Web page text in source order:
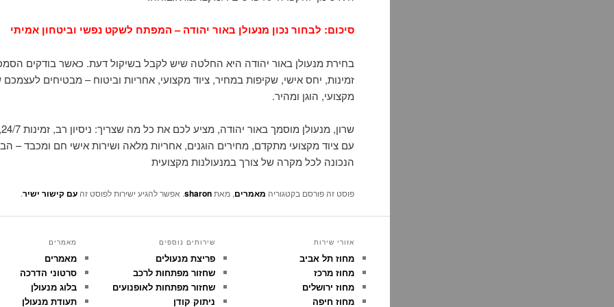
סיכום: לבחור נכון מנעולן באור יהודה – המפתח לשקט נפשי וביטחון אמיתי
בחירת מנעולן באור יהודה היא החלטה שיש לקבל בשיקול דעת. כאשר בודקים
זמינות, יחס אישי, שקיפות במחיר, ציוד מקצועי, אחריות וביטוח – מבטיחים לעצמכם
מקצועי, הוגן ומהיר.
עם ציוד מקצועי מתקדם, מחירים הוגנים, אחריות מלאה ושירות אישי חם ומכבד –
הנכונה לכל מקרה של צורך במנעולנות מקצועית
פוסט זה פורסם בקטגוריה מאמרים, מאתsharon. אפשר להגיע ישירות לפוסט זהעם קישור ישיר.
אזורי שירות
מחוז תל אביב
מחוז מרכז
מחוז ירושלים
מחוז חיפה
שירותים נוספים
פריצת מנעולים
שחזור מפתחות לרכב
שחזור מפתחות לאופנועים
ניתוק קודן
מאמרים
מאמרים
סרטוני הדרכה
בלוג מנעולן
תעודת מנעולן